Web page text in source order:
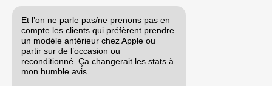
Et l’on ne parle pas/ne prenons pas en
compte les clients qui préfèrent prendre
un modèle antérieur chez Apple ou
partir sur de l’occasion ou
reconditionné. Ça changerait les stats à
mon humble avis.